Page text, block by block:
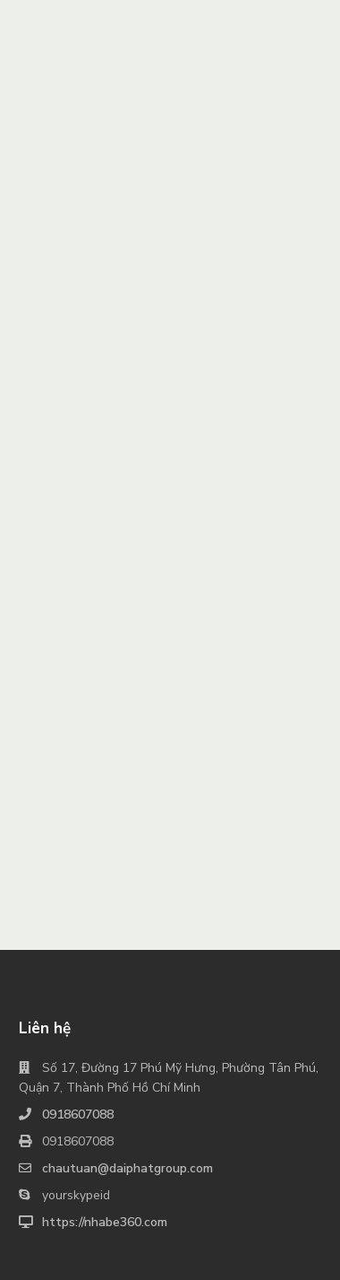
Liên hệ
Số 17, Đường 17 Phú Mỹ Hưng, Phường Tân Phú,
Quận 7, Thành Phố Hồ Chí Minh
0918607088
0918607088
chautuan@daiphatgroup.com
yourskypeid
https://nhabe360.com